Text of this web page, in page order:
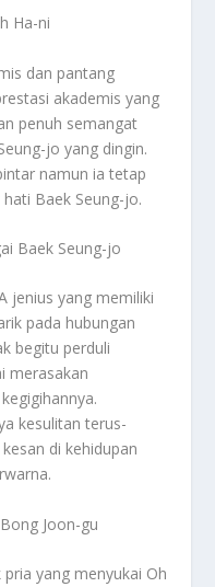
Ha-ni
dan pantang
akademis yang
penuh semangat
jo yang dingin.
namun ia tetap
Baek Seung-jo.
Baek Seung-jo
jenius yang memiliki
pada hubungan
begitu perduli
merasakan
kesulitan terus-
di kehidupan
Joon-gu
yang menyukai Oh